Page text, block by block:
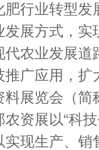
肥行业转型
展方式，实
农业发展道
推广应用，
展览会（简
资展以“科
现生产、